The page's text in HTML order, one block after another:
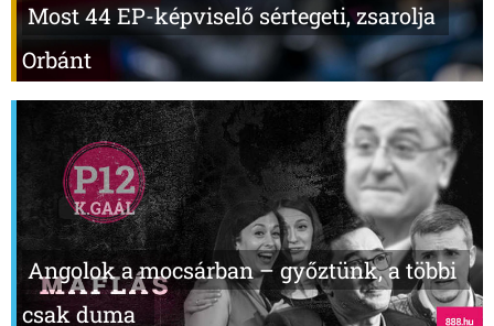
Most 44 EP-képviselő sértegeti, zsarolja
Orbánt
Angolok a mocsárban – győztünk, a többi
csak duma